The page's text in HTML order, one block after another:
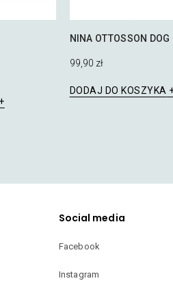
NINA OTTOSSON DOG
99,90 zł
DODAJ DO KOSZYKA
Social media
Facebook
Instagram